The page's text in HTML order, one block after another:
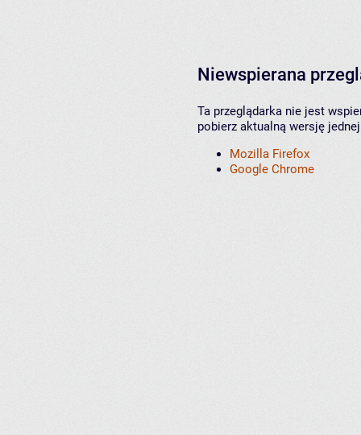
Niewspierana
Ta przeglądarka nie jest
pobierz aktualną wersję
Mozilla Firefox
Google Chrome